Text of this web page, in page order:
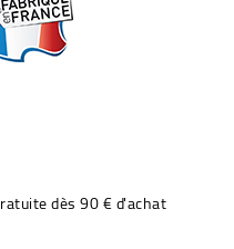
dès 90 € d'achat